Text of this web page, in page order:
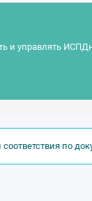
и управлять
по